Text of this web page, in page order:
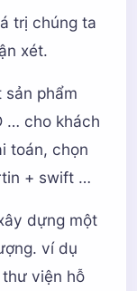
trị chúng ta
xét.
phẩm
… cho khách
toán, chọn
+ swift …
dựng một
ví dụ
viện hỗ